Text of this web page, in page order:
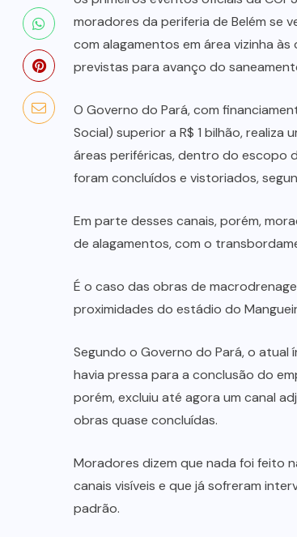
moradores da periferia de Belém se
com alagamentos em área vizinha
previstas para avanço do
O Governo do Pará, com
Social) superior a R$ 1 bilhão,
áreas periféricas, dentro do escopo
foram concluídos e vistoriados,
Em parte desses canais, porém,
de alagamentos, com o
É o caso das obras de
proximidades do estádio do
Segundo o Governo do Pará, o
havia pressa para a conclusão do
porém, excluiu até agora um canal
obras quase concluídas.
Moradores dizem que nada foi feito
canais visíveis e que já sofreram
padrão.